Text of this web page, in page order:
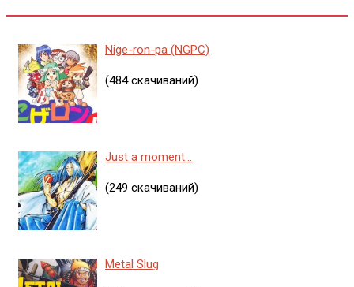
Nige-ron-pa (NGPC)
(484 скачиваний)
Just a moment...
(249 скачиваний)
Metal Slug